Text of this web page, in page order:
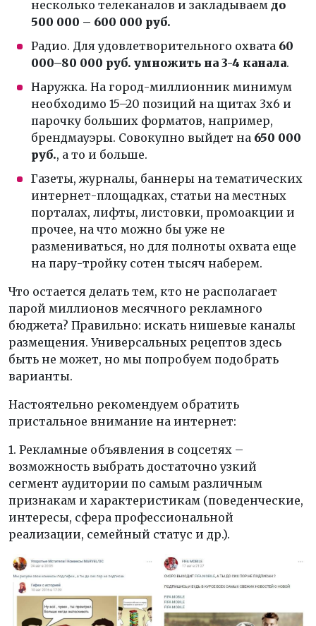
несколько телеканалов и закладываем до
500 000 – 600 000 руб.
Радио. Для удовлетворительного охвата 60
000–80 000 руб. умножить на 3-4 канала.
Наружка. На город-миллионник минимум
необходимо 15–20 позиций на щитах 3х6 и
парочку больших форматов, например,
брендмауэры. Совокупно выйдет на 650 000
руб., а то и больше.
Газеты, журналы, баннеры на тематических
интернет-площадках, статьи на местных
порталах, лифты, листовки, промоакции и
прочее, на что можно бы уже не
размениваться, но для полноты охвата еще
на пару-тройку сотен тысяч наберем.
Что остается делать тем, кто не располагает
парой миллионов месячного рекламного
бюджета? Правильно: искать нишевые каналы
размещения. Универсальных рецептов здесь
быть не может, но мы попробуем подобрать
варианты.
Настоятельно рекомендуем обратить
пристальное внимание на интернет:
1. Рекламные объявления в соцсетях –
возможность выбрать достаточно узкий
сегмент аудитории по самым различным
признакам и характеристикам (поведенческие,
интересы, сфера профессиональной
реализации, семейный статус и др.).